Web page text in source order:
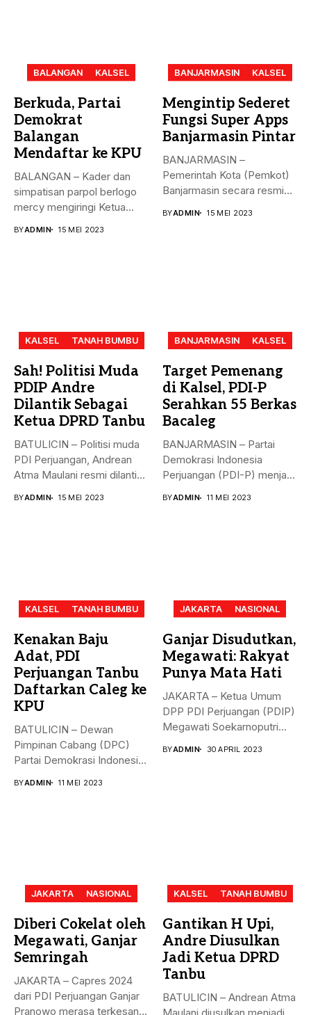
BALANGAN KALSEL
Berkuda, Partai
Demokrat
Balangan
Mendaftar ke KPU
BALANGAN – Kader dan
simpatisan parpol berlogo
mercy mengiringi Ketua
BYADMIN 15 MEI 2023
BANJARMASIN KALSEL
Mengintip Sederet
Fungsi Super Apps
Banjarmasin Pintar
BANJARMASIN –
Pemerintah Kota (Pemkot)
Banjarmasin secara resmi
BYADMIN 15 MEI 2023
KALSEL TANAH BUMBU
Sah! Politisi Muda
PDIP Andre
Dilantik Sebagai
Ketua DPRD Tanbu
BATULICIN – Politisi muda
PDI Perjuangan, Andrean
Atma Maulani resmi dilantik
BYADMIN 15 MEI 2023
BANJARMASIN KALSEL
Target Pemenang
di Kalsel, PDI-P
Serahkan 55 Berkas
Bacaleg
BANJARMASIN – Partai
Demokrasi Indonesia
Perjuangan (PDI-P) menjadi
BYADMIN 11 MEI 2023
KALSEL TANAH BUMBU
Kenakan Baju
Adat, PDI
Perjuangan Tanbu
Daftarkan Caleg ke
KPU
BATULICIN – Dewan
Pimpinan Cabang (DPC)
Partai Demokrasi Indonesia
BYADMIN 11 MEI 2023
JAKARTA NASIONAL
Ganjar Disudutkan,
Megawati: Rakyat
Punya Mata Hati
JAKARTA – Ketua Umum
DPP PDI Perjuangan (PDIP)
Megawati Soekarnoputri
BYADMIN 30 APRIL 2023
JAKARTA NASIONAL
Diberi Cokelat oleh
Megawati, Ganjar
Semringah
JAKARTA – Capres 2024
dari PDI Perjuangan Ganjar
Pranowo merasa terkesan
KALSEL TANAH BUMBU
Gantikan H Upi,
Andre Diusulkan
Jadi Ketua DPRD
Tanbu
BATULICIN – Andrean Atma